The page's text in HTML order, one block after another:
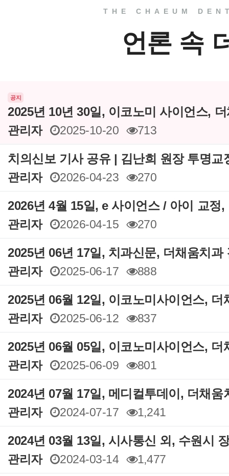
THE CHAEUM
언론 속
공지
2025년 10년 30일, 이코노미 사이언스,
관리자
2025-10-20 713
치의신보 기사 공유 | 김난희 원장 투명
관리자
2026-04-23 270
2026년 4월 15일, e 사이언스 / 아이 교
관리자
2026-04-15 270
2025년 06년 17일, 치과신문, 더채움치
관리자
2025-06-17 888
2025년 06월 12일, 이코노미사이언스,
관리자
2025-06-12 837
2025년 06월 05일, 이코노미사이언스,
관리자
2025-06-09 801
2024년 07월 17일, 메디컬투데이, 더채
관리자
2024-07-17 1,241
2024년 03월 13일, 시사통신 외, 수원시
관리자
2024-03-14 1,477